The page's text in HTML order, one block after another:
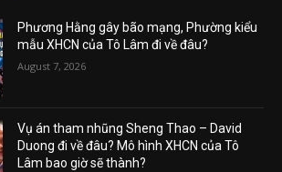
Phương Hằng gây bão mạng, Phường kiểu
mẫu XHCN của Tô Lâm đi về đâu?
August 7, 2026
Vụ án tham nhũng Sheng Thao – David
Duong đi về đâu? Mô hình XHCN của Tô
Lâm bao giờ sẽ thành?